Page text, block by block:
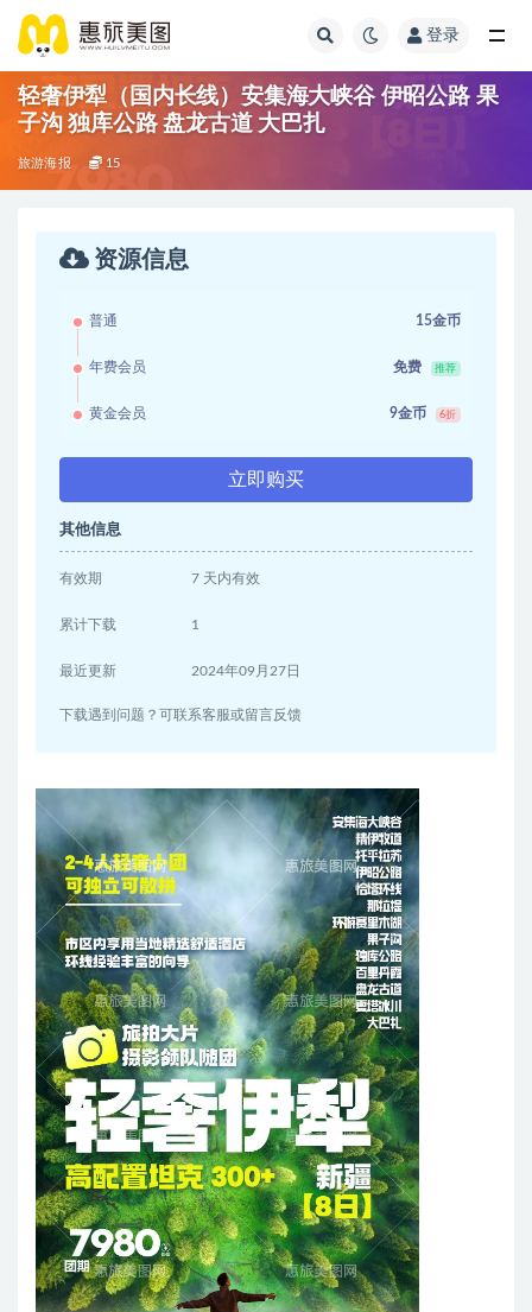
登录
轻奢伊犁（国内长线）安集海大峡谷 伊昭公路 果
子沟 独库公路 盘龙古道 大巴扎
旅游海报 15
资源信息
普通 15金币
年费会员 免费 推荐
黄金会员 9金币 6折
立即购买
其他信息
有效期 7 天内有效
累计下载 1
最近更新 2024年09月27日
下载遇到问题？可联系客服或留言反馈